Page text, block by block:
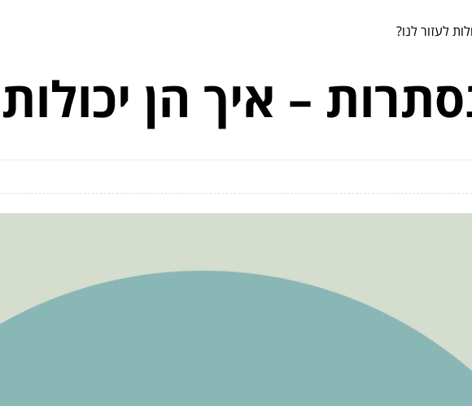
לעזור לנו?
– איך הן יכולות